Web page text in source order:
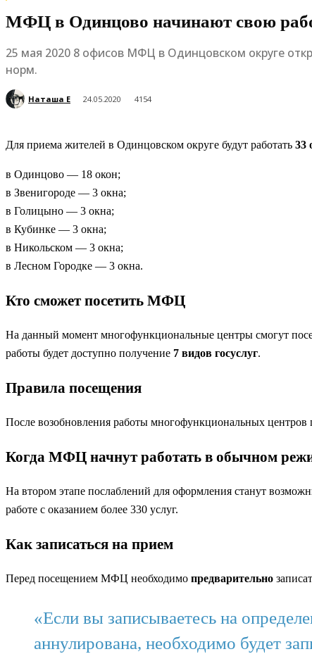
МФЦ в Одинцово начинают свою
25 мая 2020 8 офисов МФЦ в Одинцовском округе
норм.
Наташа Е 24.05.2020 4154
Для приема жителей в Одинцовском округе будут работать 33
в Одинцово — 18 окон;
в Звенигороде — 3 окна;
в Голицыно — 3 окна;
в Кубинке — 3 окна;
в Никольском — 3 окна;
в Лесном Городке — 3 окна.
Кто сможет посетить МФЦ
На данный момент многофункциональные центры смогут
работы будет доступно получение 7 видов госуслуг.
Правила посещения
После возобновления работы многофункциональных центров
Когда МФЦ начнут работать в обычном
На втором этапе послаблений для оформления станут
работе с оказанием более 330 услуг.
Как записаться на прием
Перед посещением МФЦ необходимо предварительно
«Если вы записываетесь на
аннулирована, необходимо будет